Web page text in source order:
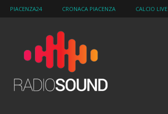
PIACENZA24 CRONACA PIACENZA CALCIO LIVE